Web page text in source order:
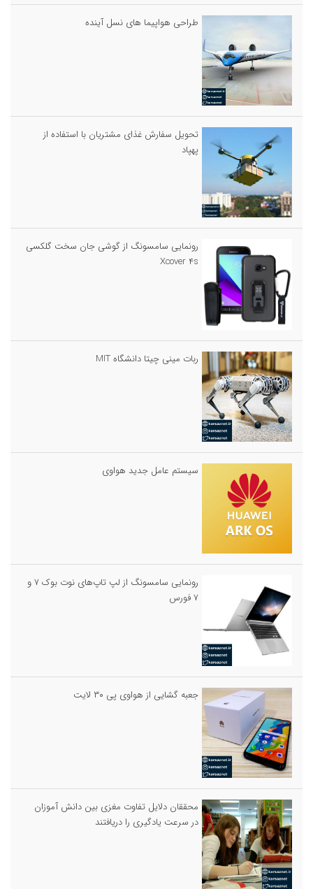
طراحی هواپیما های نسل آینده
تحویل سفارش غذای مشتریان با استفاده از
پهپاد
رونمایی سامسونگ از گوشی جان سخت گلکسی
Xcover ۴s
ربات مینی چیتا دانشگاه MIT
سیستم عامل جدید هواوی
رونمایی سامسونگ از لپ تاپ‌های نوت بوک ۷ و
۷ فورس
جعبه گشایی از هواوی پی ۳۰ لایت
محققان دلایل تفاوت مغزی بین دانش آموزان
در سرعت یادگیری را دریافتند